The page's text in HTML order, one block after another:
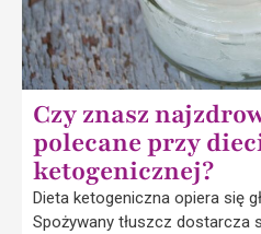
Czy znasz
polecane przy
ketogenicznej?
Dieta ketogeniczna opiera się
Spożywany tłuszcz dostarcza